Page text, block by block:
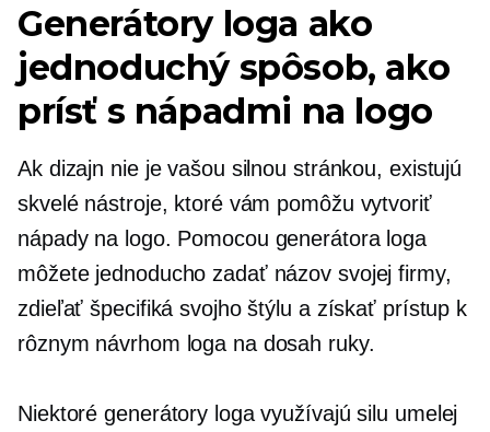
Generátory loga ako
jednoduchý spôsob, ako
prísť s nápadmi na logo
Ak dizajn nie je vašou silnou stránkou, existujú
skvelé nástroje, ktoré vám pomôžu vytvoriť
nápady na logo. Pomocou generátora loga
môžete jednoducho zadať názov svojej firmy,
zdieľať špecifiká svojho štýlu a získať prístup k
rôznym návrhom loga na dosah ruky.
Niektoré generátory loga využívajú silu umelej